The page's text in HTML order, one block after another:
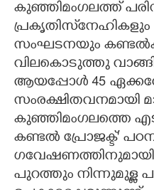
കുഞ്ഞിമംഗലത്ത്
സംഘടനയും
വിലകൊടുത്തു
ആയപ്പോൾ 45
സംരക്ഷിതവനമായി
കുഞ്ഞിമംഗലത്തെ
കണ്ടൽ പ്രോജക്ട്'
പുറത്തും നിന്നുമുള്ള